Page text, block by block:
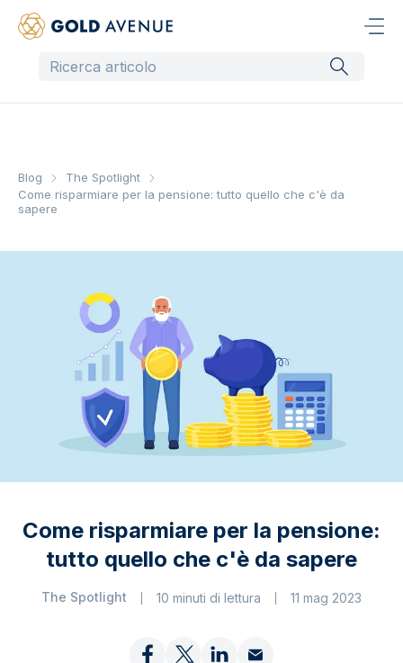
Blog
The Spotlight
Come risparmiare per la pensione: tutto quello che c'è da
sapere
Come risparmiare per la pensione:
tutto quello che c'è da sapere
The Spotlight 10 minuti di lettura 11 mag 2023